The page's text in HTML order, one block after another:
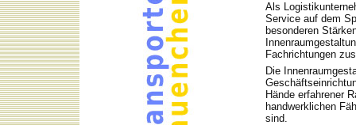
Als
Service auf dem
besonderen
Fachrichtungen
Die
Hände erfahrener
handwerklichen
sind.